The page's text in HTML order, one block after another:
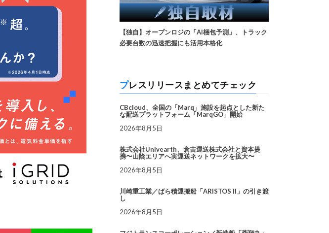
【独自】オープンロジの「AI梱包予測」、トラック
必要台数の迅速把握にも活用本格化
プレスリリースまとめてチェック
CBcloud、全国の「Marq」施設を起点とした新た
な配送プラットフォーム「MarqGO」開始
2026年8月5日
株式会社Univearth、倉吉運送株式会社と資本提
携〜山陰エリアへ実運送ネットワークを拡大〜
2026年8月5日
川崎重工業／ばら積運搬船「ARISTOS II」の引き渡
し
2026年8月5日